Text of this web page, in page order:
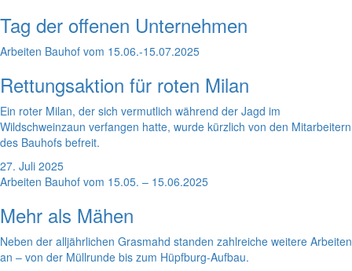
Tag der offenen Unternehmen
Arbeiten Bauhof vom 15.06.-15.07.2025
Rettungsaktion für roten Milan
Ein roter Milan, der sich vermutlich während der Jagd im
Wildschweinzaun verfangen hatte, wurde kürzlich von den Mitarbeitern
des Bauhofs befreit.
27. Juli 2025
Arbeiten Bauhof vom 15.05. – 15.06.2025
Mehr als Mähen
Neben der alljährlichen Grasmahd standen zahlreiche weitere Arbeiten
an – von der Müllrunde bis zum Hüpfburg-Aufbau.